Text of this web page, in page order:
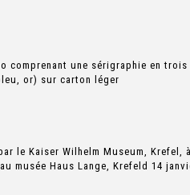
comprenant une sérigraphie en
or) sur carton léger
le Kaiser Wilhelm Museum,
musée Haus Lange, Krefeld 14